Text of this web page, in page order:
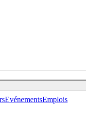
EvénementsEmplois